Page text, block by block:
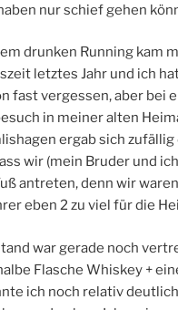
nur schief gehen
drunken Running kam
letztes Jahr und ich
fast vergessen, aber bei
in meiner alten
ergab sich zufällig
wir (mein Bruder und
antreten, denn wir
eben 2 zu viel für die
war gerade noch
Flasche Whiskey +
ich noch relativ